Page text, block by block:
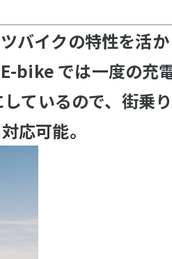
バイクの特性を活
bike では一度の充
ているので、街乗
応可能。